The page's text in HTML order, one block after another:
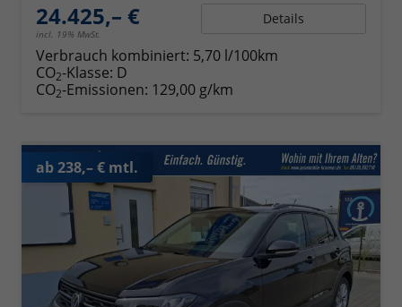
24.425,– €
incl. 19% MwSt.
Details
Verbrauch kombiniert: 5,70 l/100km
CO2-Klasse: D
CO2-Emissionen: 129,00 g/km
ab 238,– € mtl.